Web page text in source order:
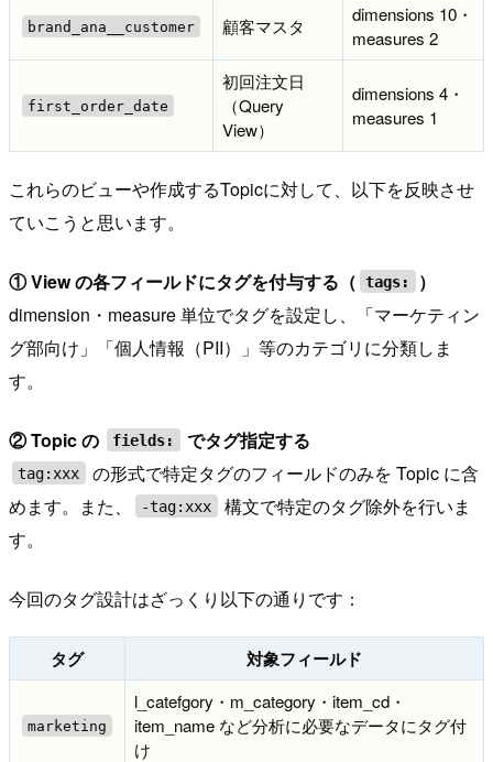
brand_ana__customer 顧客マスタ
dimensions 10・
measures 2
first_order_date
初回注文日
（Query
View）
dimensions 4・
measures 1
これらのビューや作成するTopicに対して、以下を反映させ
ていこうと思います。
① View の各フィールドにタグを付与する（ tags:
）
dimension・measure 単位でタグを設定し、「マーケティン
グ部向け」「個人情報（PII）」等のカテゴリに分類しま
す。
② Topic の fields: でタグ指定する
tag:xxx
の形式で特定タグのフィールドのみを Topic に含
めます。また、
-tag:xxx
構文で特定のタグ除外を行いま
す。
今回のタグ設計はざっくり以下の通りです：
タグ 対象フィールド
marketing
l_catefgory・m_category・item_cd・
item_name など分析に必要なデータにタグ付
け